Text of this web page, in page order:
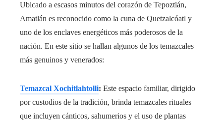
Ubicado a escasos minutos del corazón de Tepoztlán,
Amatlán es reconocido como la cuna de Quetzalcóatl y
uno de los enclaves energéticos más poderosos de la
nación. En este sitio se hallan algunos de los temazcales
más genuinos y venerados:
Temazcal Xochitlahtolli: Este espacio familiar, dirigido
por custodios de la tradición, brinda temazcales rituales
que incluyen cánticos, sahumerios y el uso de plantas